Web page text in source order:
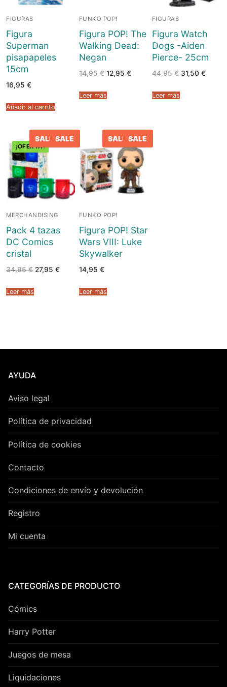
FIGURAS
Figura
Superman
pisapapeles
15cm
16,95 €
Añadir al carrito
FUNKO POP!
Figura POP! The
Walking Dead:
Negan
14,95€ El
precio
era:
14,95 €.
12,95 €El
12,95 €.
Leer más
FIGURAS
Figura Watch
Dogs -Aiden
Pierce- 25cm
44,95€ El
precio
31,50 €El
Leer más
¡OFERTA!
MERCHANDISING
SALE SALE
Pack 4 tazas
DC Comics
cristal
34,95€ El
precio
27,95 €El
27,95 €.
Leer más
FUNKO POP!
SALE SALE
Figura POP! Star
Wars VIII: Luke
Skywalker
14,95 €
Leer más
AYUDA
Aviso legal
Política de privacidad
Política de cookies
Contacto
Condiciones de envío y devolución
Registro
Mi cuenta
CATEGORÍAS DE PRODUCTO
Cómics
Harry Potter
Juegos de mesa
Liquidaciones